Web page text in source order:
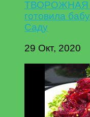
ТВОРОЖНАЯ
готовила
Саду
29 Окт, 2020